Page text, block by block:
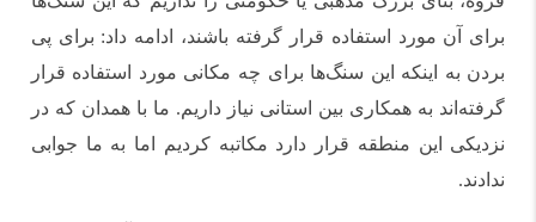
برای آن مورد استفاده قرار گرفته باشند، ادامه داد: برای پی
بردن به اینکه این سنگ‌ها برای چه مکانی مورد استفاده قرار
گرفته‌اند به همکاری بین استانی نیاز داریم. ما با همدان که در
نزدیکی این منطقه قرار دارد مکاتبه کردیم اما به ما جوابی
ندادند.